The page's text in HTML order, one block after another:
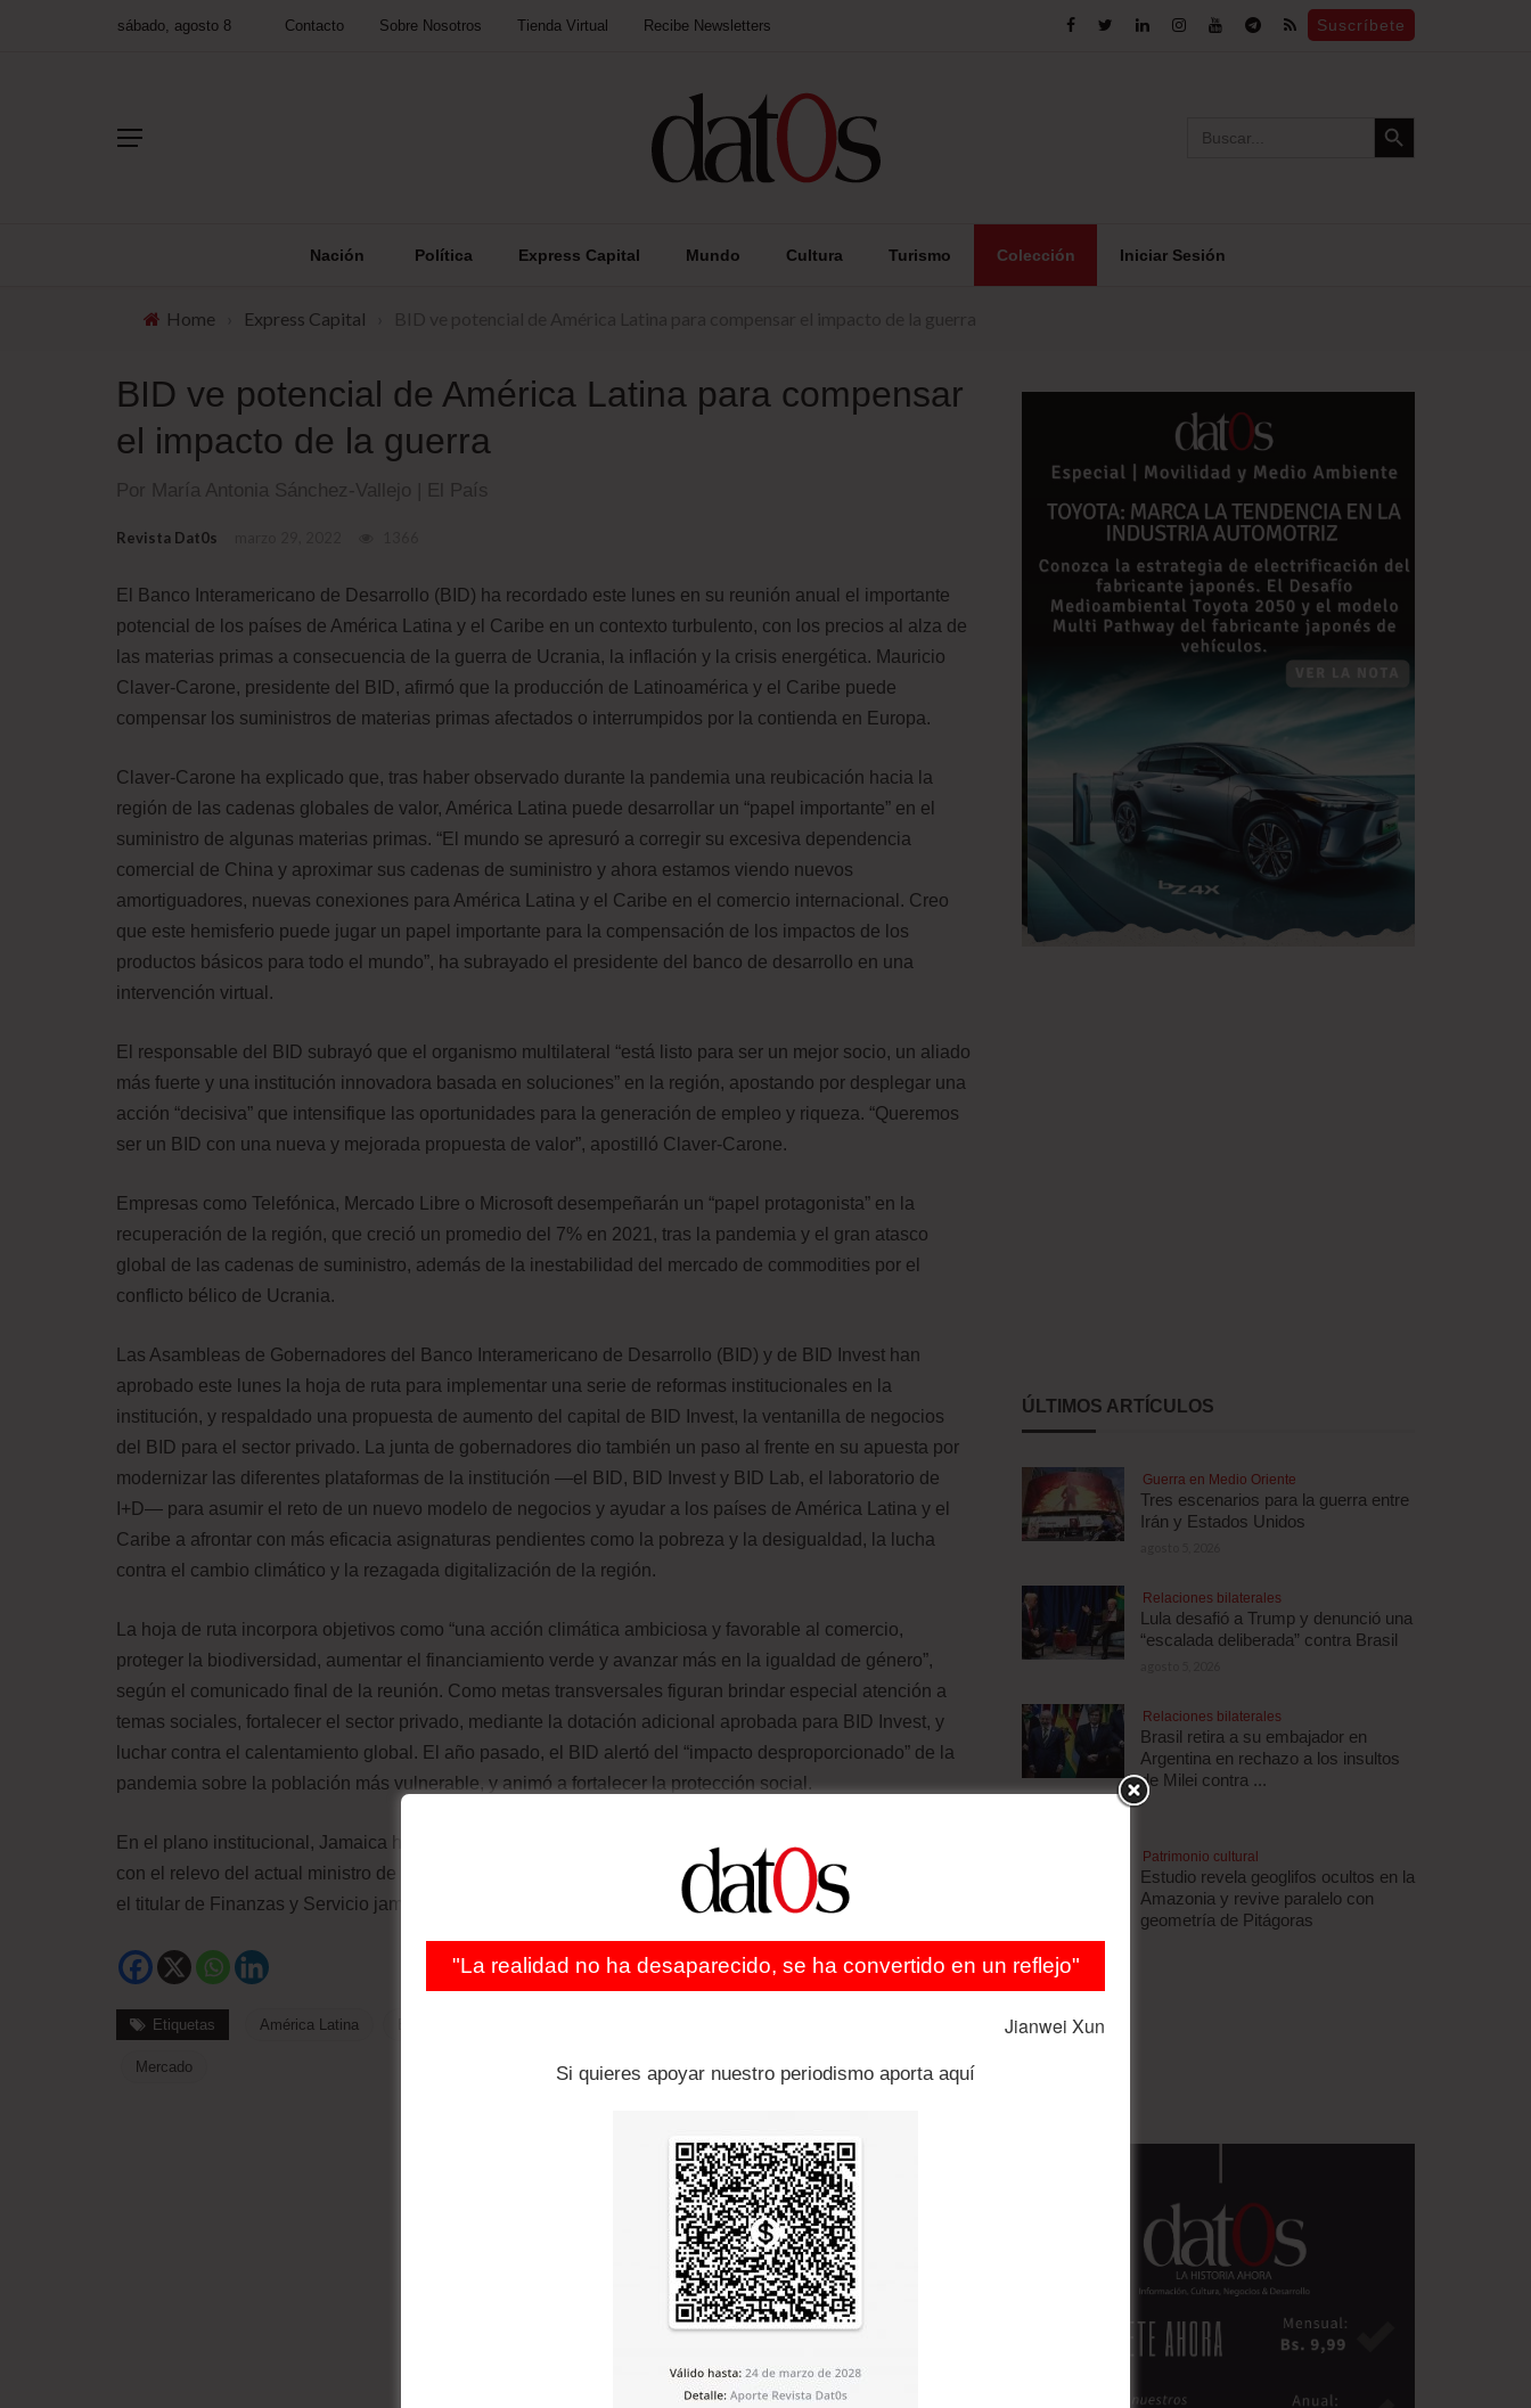
sábado, agosto 8 Contacto Sobre Nosotros Tienda Virtual Recibe Newsletters Suscríbete
for:
Search Button
Nación Política Express Capital Mundo Cultura Turismo Colección Iniciar Sesión
Home Express Capital
BID ve potencial de América Latina para compensar
el impacto de la guerra
Por María Antonia Sánchez-Vallejo | El País
Revista Dat0s
El Banco Interamericano de Desarrollo (BID) ha recordado este lunes en su reunión anual el importante
potencial de los países de América Latina y el Caribe en un contexto turbulento, con los precios al alza de
las materias primas a consecuencia de la guerra de Ucrania, la inflación y la crisis energética. Mauricio
Claver-Carone, presidente del BID, afirmó que la producción de Latinoamérica y el Caribe puede
compensar los suministros de materias primas afectados o interrumpidos por la contienda en Europa.
Claver-Carone ha explicado que, tras haber observado durante la pandemia una reubicación hacia la
región de las cadenas globales de valor, América Latina puede desarrollar un “papel importante” en el
suministro de algunas materias primas. “El mundo se apresuró a corregir su excesiva dependencia
comercial de China y aproximar sus cadenas de suministro y ahora estamos viendo nuevos
amortiguadores, nuevas conexiones para América Latina y el Caribe en el comercio internacional. Creo
que este hemisferio puede jugar un papel importante para la compensación de los impactos de los
productos básicos para todo el mundo”, ha subrayado el presidente del banco de desarrollo en una
intervención virtual.
El responsable del BID subrayó que el organismo multilateral “está listo para ser un mejor socio, un aliado
más fuerte y una institución innovadora basada en soluciones” en la región, apostando por desplegar una
acción “decisiva” que intensifique las oportunidades para la generación de empleo y riqueza. “Queremos
ser un BID con una nueva y mejorada propuesta de valor”, apostilló Claver-Carone.
Empresas como Telefónica, Mercado Libre o Microsoft desempeñarán un “papel protagonista” en la
recuperación de la región, que creció un promedio del 7% en 2021, tras la pandemia y el gran atasco
global de las cadenas de suministro, además de la inestabilidad del mercado de commodities por el
conflicto bélico de Ucrania.
Las Asambleas de Gobernadores del Banco Interamericano de Desarrollo (BID) y de BID Invest han
aprobado este lunes la hoja de ruta para implementar una serie de reformas institucionales en la
institución, y respaldado una propuesta de aumento del capital de BID Invest, la ventanilla de negocios
del BID para el sector privado. La junta de gobernadores dio también un paso al frente en su apuesta por
modernizar las diferentes plataformas de la institución —el BID, BID Invest y BID Lab, el laboratorio de
I+D— para asumir el reto de un nuevo modelo de negocios y ayudar a los países de América Latina y el
Caribe a afrontar con más eficacia asignaturas pendientes como la pobreza y la desigualdad, la lucha
contra el cambio climático y la rezagada digitalización de la región.
La hoja de ruta incorpora objetivos como “una acción climática ambiciosa y favorable al comercio,
proteger la biodiversidad, aumentar el financiamiento verde y avanzar más en la igualdad de género”,
según el comunicado final de la reunión. Como metas transversales figuran brindar especial atención a
temas sociales, fortalecer el sector privado, mediante la dotación adicional aprobada para BID Invest, y
luchar contra el calentamiento global. El año pasado, el BID alertó del “impacto desproporcionado” de la
pandemia sobre la población más vulnerable, y animó a fortalecer la protección social.
En el plano institucional, Jamaica ha asumido la presidencia de las Asambleas de Gobernadores del BID,
con el relevo del actual ministro de Hacienda y Crédito Público de Colombia, José Manuel Restrepo, por
el titular de Finanzas y Servicio jamaicano, Nigel Clarke.
Etiquetas América Latina
Mercado
ÚLTIMOS ARTÍCULOS
Guerra en Medio Oriente
Tres escenarios para la guerra entre
Irán y Estados Unidos
Relaciones bilaterales
Lula desafió a Trump y denunció una
“escalada deliberada” contra Brasil
Relaciones bilaterales
Brasil retira a su embajador en
Argentina en rechazo a los insultos
de Milei contra ...
Patrimonio cultural
Estudio revela geoglifos ocultos en la
Amazonia y revive paralelo con
geometría de Pitágoras
agosto 5, 2026
"La realidad no ha desaparecido, se ha convertido en un reflejo"
Jianwei Xun
Si quieres apoyar nuestro periodismo aporta aquí